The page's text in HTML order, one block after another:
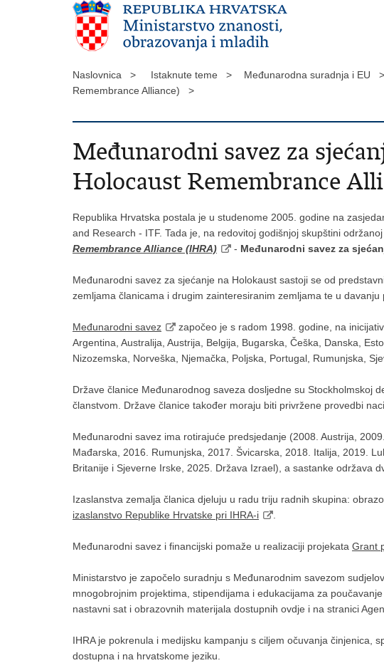
Naslovnica > Istaknute teme > Međunarodna suradnja i EU >
Remembrance Alliance) >
Međunarodni savez za
Holocaust Remembrance
Republika Hrvatska postala je u studenome 2005. godine na
and Research - ITF. Tada je, na redovitoj godišnjoj skupštini
Remembrance Alliance (IHRA)
- Međunarodni savez za
Međunarodni savez za sjećanje na Holokaust sastoji se od
zemljama članicama i drugim zainteresiranim zemljama te u
Međunarodni savez započeo je s radom 1998. godine, na
Argentina, Australija, Austrija, Belgija, Bugarska, Češka, Danska,
Nizozemska, Norveška, Njemačka, Poljska, Portugal, Rumunjska,
Države članice Međunarodnog saveza dosljedne su Stockholmskoj
članstvom. Države članice također moraju biti privržene provedbi
Međunarodni savez ima rotirajuće predsjedanje (2008. Austrija,
Mađarska, 2016. Rumunjska, 2017. Švicarska, 2018. Italija, 2019.
Britanije i Sjeverne Irske, 2025. Država Izrael), a sastanke održava
Izaslanstva zemalja članica djeluju u radu triju radnih skupina:
izaslanstvo Republike Hrvatske pri IHRA-i
Međunarodni savez i financijski pomaže u realizaciji projekata Grant
Ministarstvo je započelo suradnju s Međunarodnim savezom
mnogobrojnim projektima, stipendijama i edukacijama za
nastavni sat i obrazovnih materijala dostupnih ovdje i na stranici
IHRA je pokrenula i medijsku kampanju s ciljem očuvanja činjenica,
dostupna i na hrvatskome jeziku.